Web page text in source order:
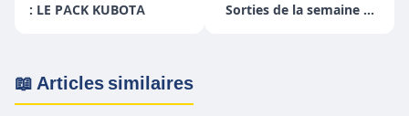
: LE PACK KUBOTA
Sorties de la semaine du
📖 Articles similaires